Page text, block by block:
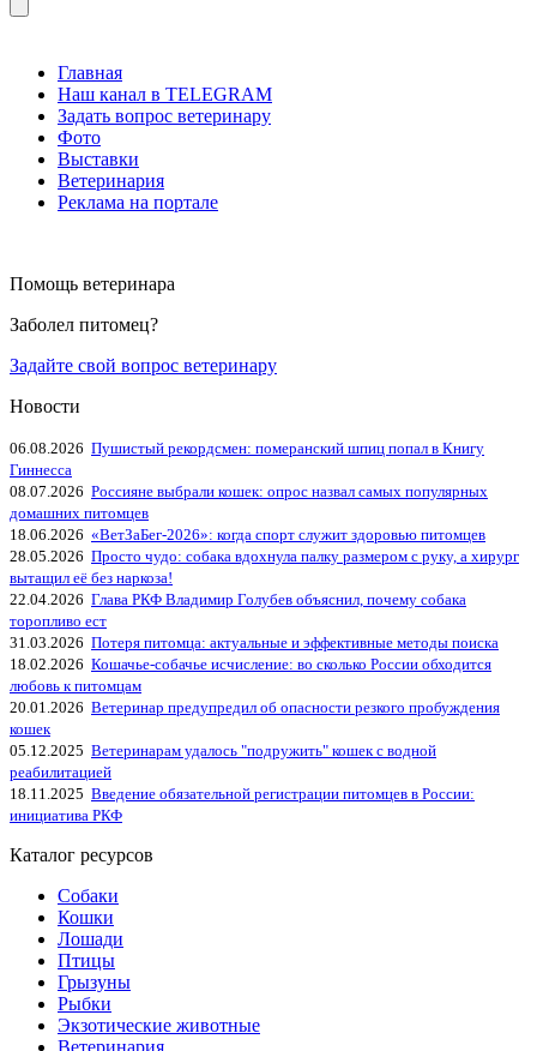
Главная
Наш канал в TELEGRAM
Задать вопрос ветеринару
Фото
Выставки
Ветеринария
Реклама на портале
Помощь ветеринара
Заболел питомец?
Задайте свой вопрос ветеринару
Новости
06.08.2026 Пушистый рекордсмен: померанский шпиц попал в Книгу
Гиннесса
08.07.2026 Россияне выбрали кошек: опрос назвал самых популярных
домашних питомцев
18.06.2026 «ВетЗаБег‑2026»: когда спорт служит здоровью питомцев
28.05.2026 Просто чудо: собака вдохнула палку размером с руку, а хирург
вытащил её без наркоза!
22.04.2026 Глава РКФ Владимир Голубев объяснил, почему собака
торопливо ест
31.03.2026 Потеря питомца: актуальные и эффективные методы поиска
18.02.2026 Кошачье-собачье исчисление: во сколько России обходится
любовь к питомцам
20.01.2026 Ветеринар предупредил об опасности резкого пробуждения
кошек
05.12.2025 Ветеринарам удалось "подружить" кошек с водной
реабилитацией
18.11.2025 Введение обязательной регистрации питомцев в России:
инициатива РКФ
Каталог ресурсов
Собаки
Кошки
Лошади
Птицы
Грызуны
Рыбки
Экзотические животные